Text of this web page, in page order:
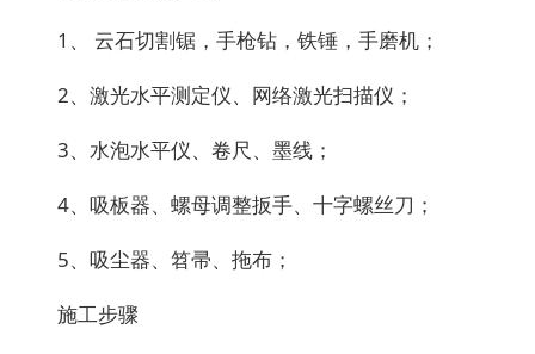
1、 云石切割锯，手枪钻，铁锤，手磨机；
2、激光水平测定仪、网络激光扫描仪；
3、水泡水平仪、卷尺、墨线；
4、吸板器、螺母调整扳手、十字螺丝刀；
5、吸尘器、笤帚、拖布；
施工步骤